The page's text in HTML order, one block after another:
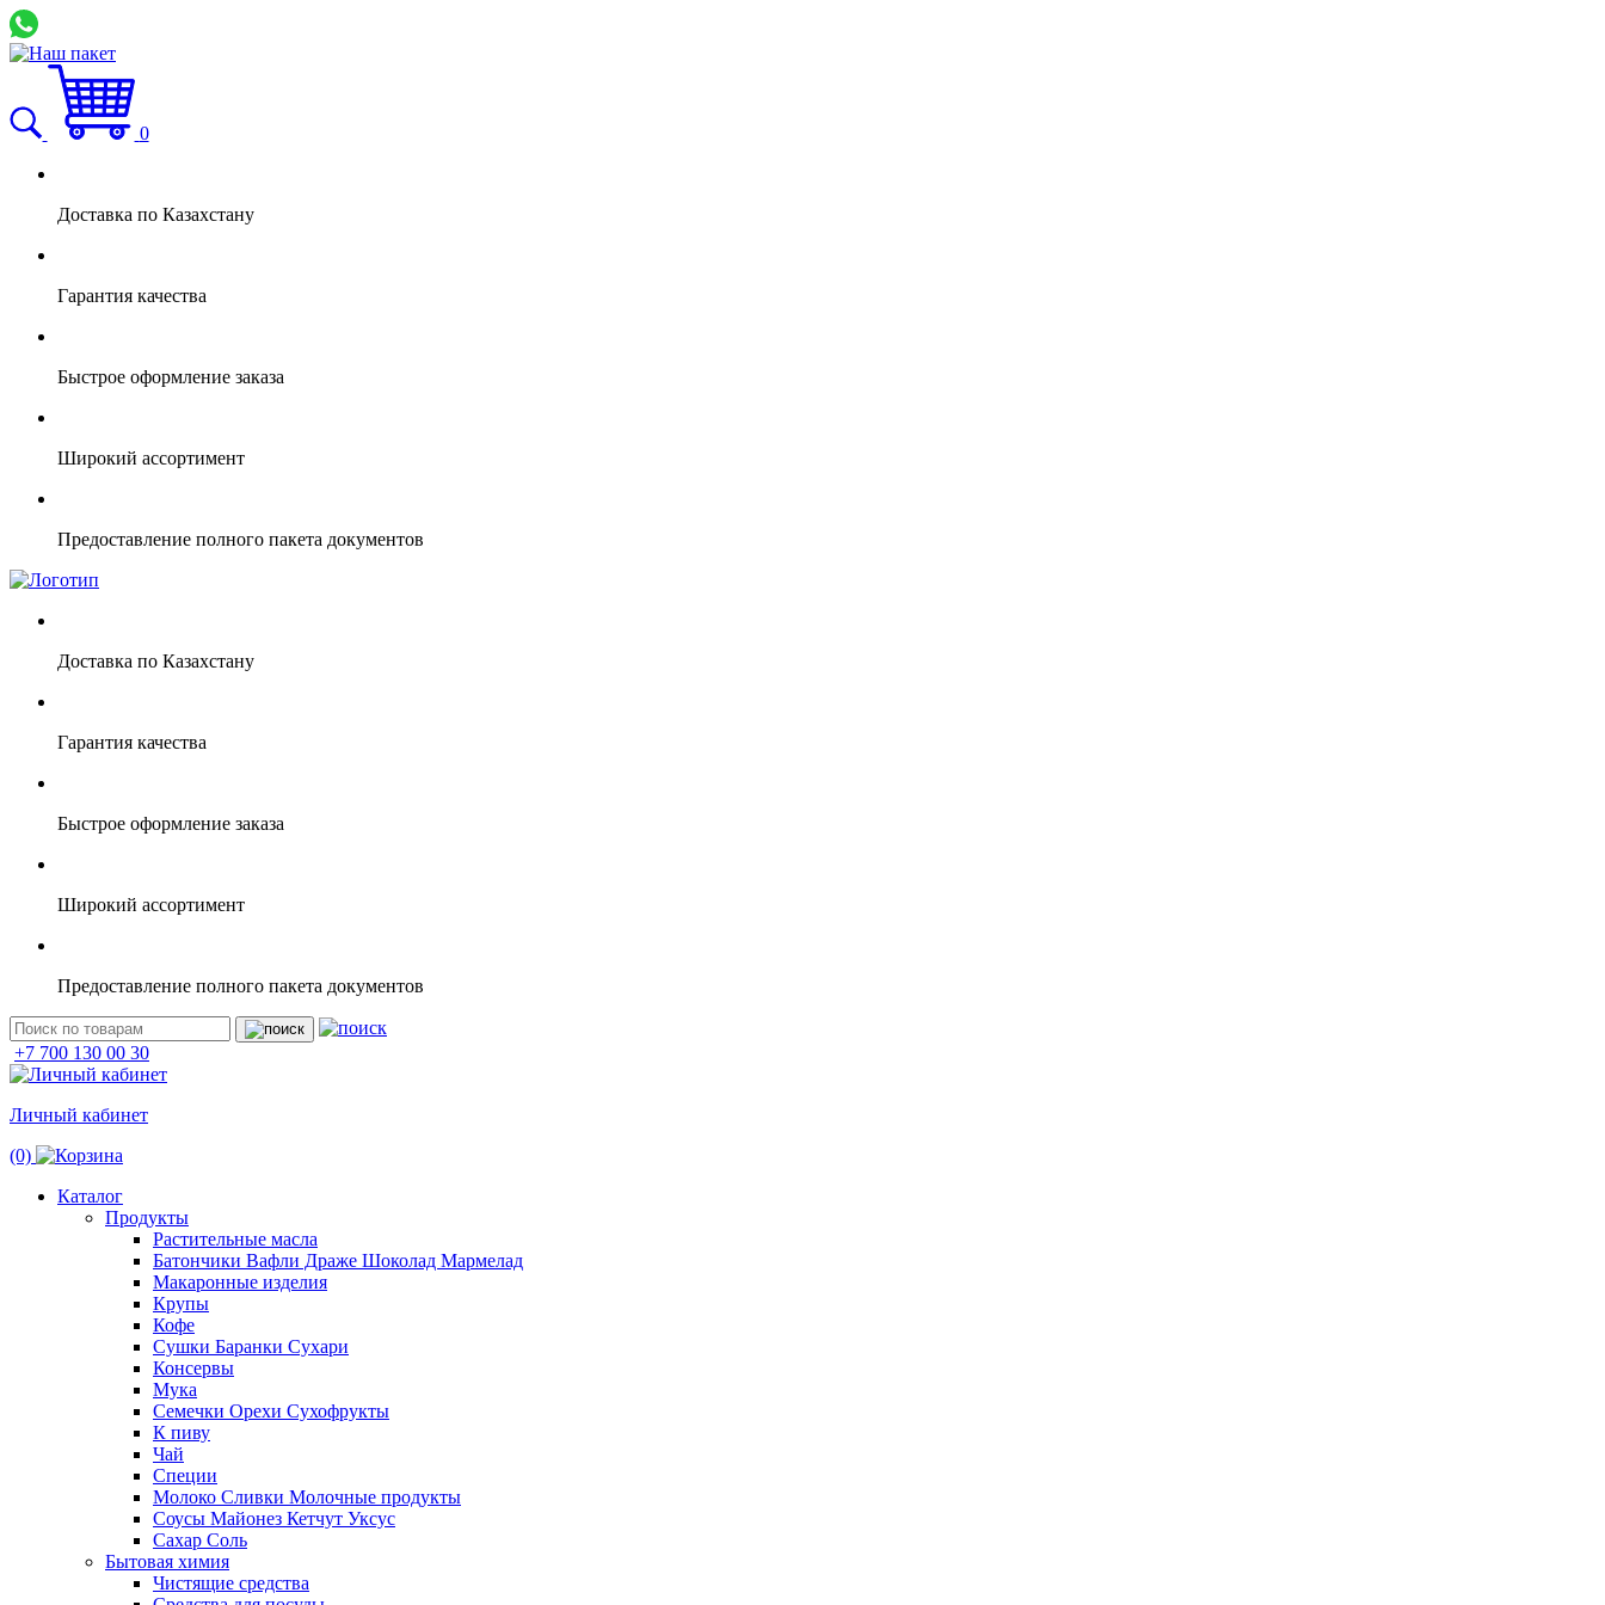
0
Доставка по Казахстану
Гарантия качества
Быстрое оформление заказа
Широкий ассортимент
Предоставление полного пакета документов
Доставка по Казахстану
Гарантия качества
Быстрое оформление заказа
Широкий ассортимент
Предоставление полного пакета документов
+7 700 130 00 30
Личный кабинет
(0)
Каталог
Продукты
Растительные масла
Батончики Вафли Драже Шоколад Мармелад
Макаронные изделия
Крупы
Кофе
Сушки Баранки Сухари
Консервы
Мука
Семечки Орехи Сухофрукты
К пиву
Чай
Специи
Молоко Сливки Молочные продукты
Соусы Майонез Кетчут Уксус
Сахар Соль
Бытовая химия
Чистящие средства